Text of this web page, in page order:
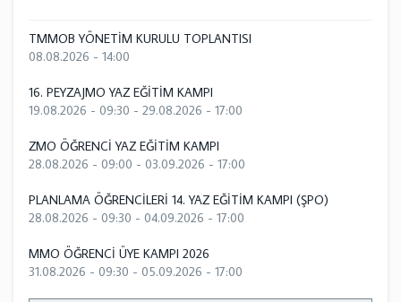
TMMOB YÖNETİM KURULU TOPLANTISI
08.08.2026 - 14:00
16. PEYZAJMO YAZ EĞİTİM KAMPI
19.08.2026 - 09:30 - 29.08.2026 - 17:00
ZMO ÖĞRENCİ YAZ EĞİTİM KAMPI
28.08.2026 - 09:00 - 03.09.2026 - 17:00
PLANLAMA ÖĞRENCİLERİ 14. YAZ EĞİTİM KAMPI (ŞPO)
28.08.2026 - 09:30 - 04.09.2026 - 17:00
MMO ÖĞRENCİ ÜYE KAMPI 2026
31.08.2026 - 09:30 - 05.09.2026 - 17:00